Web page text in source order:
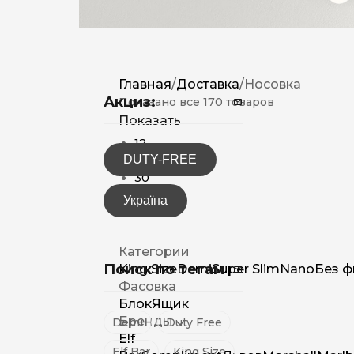
Акциз:
DUTY-FREE
Україна
Поиск по тегам
Demi Duty Free
Главная/Доставка/Носовка
Показано все 170 товаров
Показать
12
15
30
Категории
King SizeDemiSuper SlimNanoБез
Фасовка
БлокЯщик
Бренды
Elf